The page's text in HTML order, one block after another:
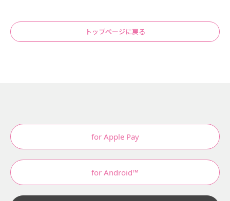
トップページに戻る
for Apple Pay
for Android™